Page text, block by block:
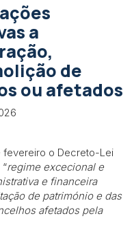
a
de
ou afetados
fevereiro o Decreto-Lei
regime excecional e
e financeira
de património e das
afetados pela